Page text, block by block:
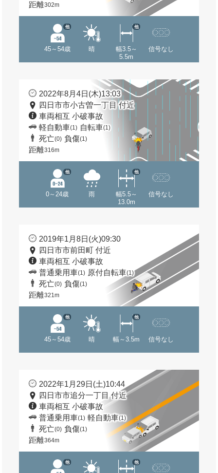
距離302m
45～54歳
他
晴
幅3.5～
5.5m
他
信号なし
2022年8月4日(木)13:03
四日市市小古曽一丁目 付近
車両相互 小破事故
軽自動車(1) 自転車(1)
死亡(0) 負傷(1)
距離316m
0～24歳
他
雨
幅5.5～
13.0m
他
信号なし
2019年1月8日(火)09:30
四日市市前田町 付近
車両相互 小破事故
普通乗用車(1) 原付自転車(1)
死亡(0) 負傷(1)
距離321m
45～54歳
他
晴 幅～3.5m
他
信号なし
2022年1月29日(土)10:44
四日市市追分一丁目 付近
車両相互 小破事故
普通乗用車(1) 軽自動車(1)
死亡(0) 負傷(1)
距離364m
他 他